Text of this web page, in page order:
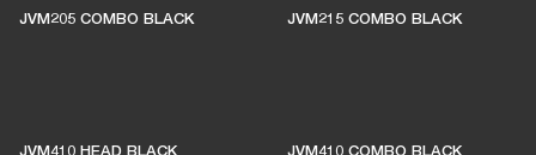
JVM205 COMBO BLACK JVM215 COMBO BLACK
JVM410 HEAD BLACK JVM410 COMBO BLACK